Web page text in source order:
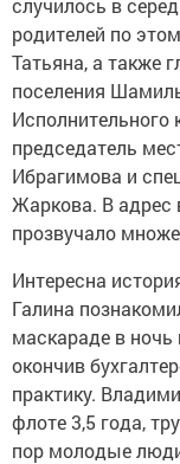
случилось в
родителей по
Татьяна, а также
поселения
Исполнительного
председатель
Ибрагимова и
Жаркова. В адрес
прозвучало
Интересна
Галина
маскараде в ночь
окончив
практику.
флоте 3,5 года,
пор молодые